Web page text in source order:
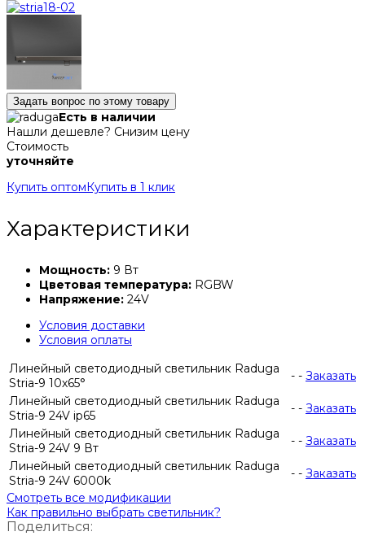
Задать вопрос по этому товару
Есть в наличии
Нашли дешевле? Снизим цену
Стоимость
уточняйте
Купить оптом Купить в 1 клик
Характеристики
Мощность: 9 Вт
Цветовая температура: RGBW
Напряжение: 24V
Условия доставки
Условия оплаты
Линейный светодиодный светильник Raduga
Stria-9 10х65°
- - Заказать
Линейный светодиодный светильник Raduga
Stria-9 24V ip65
- - Заказать
Линейный светодиодный светильник Raduga
Stria-9 24V 9 Вт
- - Заказать
Линейный светодиодный светильник Raduga
Stria-9 24V 6000k
- - Заказать
Смотреть все модификации
Как правильно выбрать светильник?
Поделиться: